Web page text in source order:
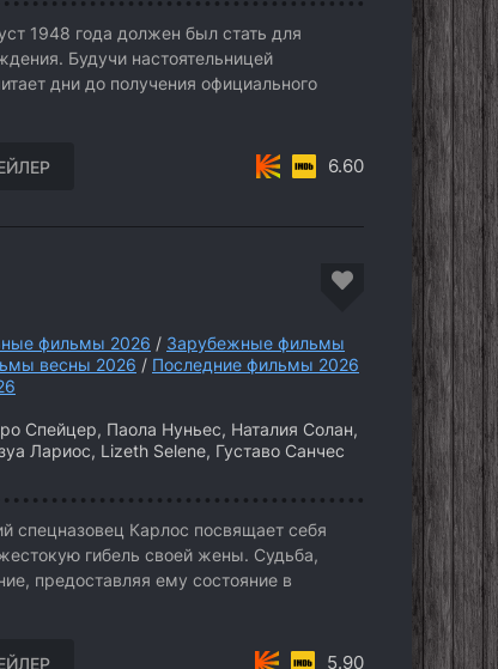
1948 года должен был стать для
Будучи настоятельницей
дни до получения официального
6.60
фильмы 2026 / Зарубежные фильмы
весны 2026 / Последние фильмы 2026
Спейцер, Паола Нуньес, Наталия Солан,
Лариос, Lizeth Selene, Густаво Санчес
спецназовец Карлос посвящает себя
гибель своей жены. Судьба,
предоставляя ему состояние в
5.90